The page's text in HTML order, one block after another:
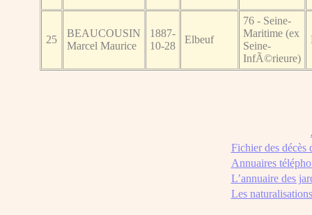
25
BEAUCOUSIN
Marcel Maurice
1887-
10-28
Elbeuf
76 - Seine-
Maritime (ex
Seine-
InfÃ©rieure)
Fichier des décès
Annuaires
L’annuaire des
Les